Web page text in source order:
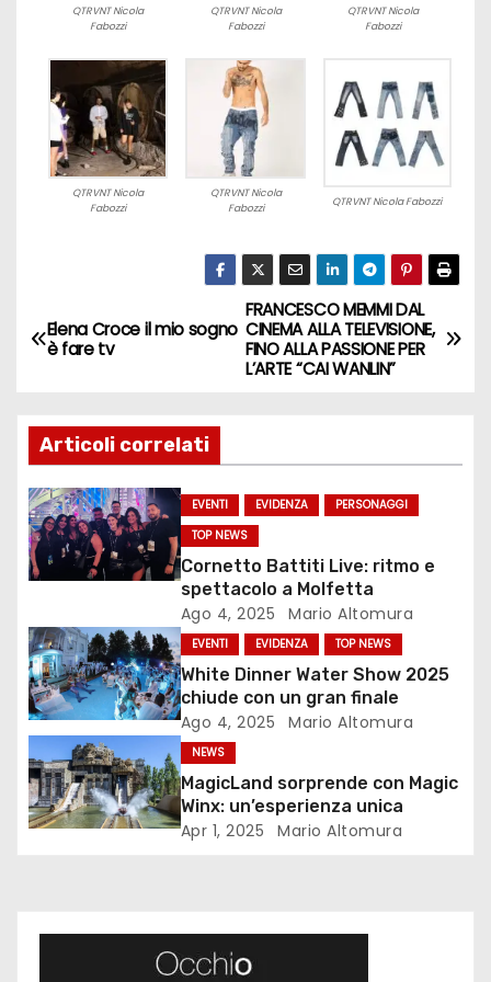
QTRVNT Nicola
Fabozzi
QTRVNT Nicola
Fabozzi
QTRVNT Nicola
Fabozzi
QTRVNT Nicola
Fabozzi
QTRVNT Nicola
Fabozzi
QTRVNT Nicola Fabozzi
N
a
i
g
a
i
o
n
e
a
FRANCESCO MEMMI DAL
CINEMA ALLA TELEVISIONE,
FINO ALLA PASSIONE PER
L’ARTE “CAI WANLIN”
Elena Croce il mio sogno
è fare tv
Articoli correlati
EVENTI EVIDENZA
PERSONAGGI
TOP NEWS
Cornetto Battiti Live: ritmo e
spettacolo a Molfetta
Ago 4, 2025 Mario Altomura
EVENTI EVIDENZA TOP NEWS
White Dinner Water Show 2025
chiude con un gran finale
Ago 4, 2025 Mario Altomura
NEWS
MagicLand sorprende con Magic
Winx: un’esperienza unica
Apr 1, 2025 Mario Altomura